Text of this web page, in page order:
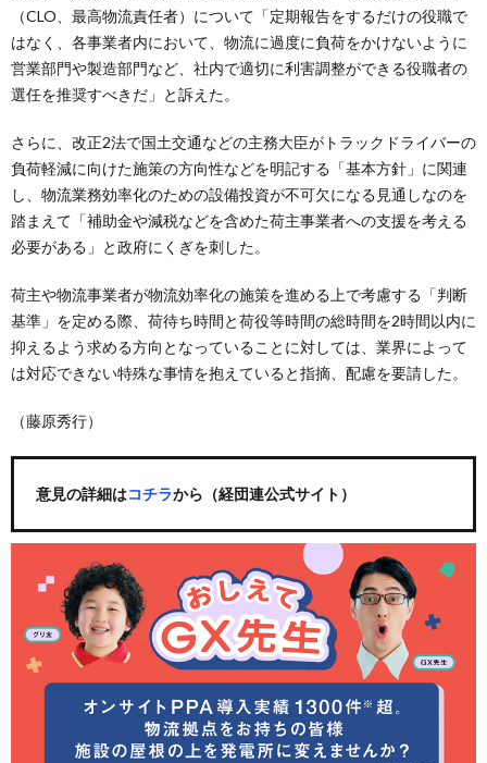
（CLO、最高物流責任者）について「定期報告をするだけの役職で
はなく、各事業者内において、物流に過度に負荷をかけないように
営業部門や製造部門など、社内で適切に利害調整ができる役職者の
選任を推奨すべきだ」と訴えた。
さらに、改正2法で国土交通などの主務大臣がトラックドライバーの
負荷軽減に向けた施策の方向性などを明記する「基本方針」に関連
し、物流業務効率化のための設備投資が不可欠になる見通しなのを
踏まえて「補助金や減税などを含めた荷主事業者への支援を考える
必要がある」と政府にくぎを刺した。
荷主や物流事業者が物流効率化の施策を進める上で考慮する「判断
基準」を定める際、荷待ち時間と荷役等時間の総時間を2時間以内に
抑えるよう求める方向となっていることに対しては、業界によって
は対応できない特殊な事情を抱えていると指摘、配慮を要請した。
（藤原秀行）
意見の詳細はコチラから（経団連公式サイト）